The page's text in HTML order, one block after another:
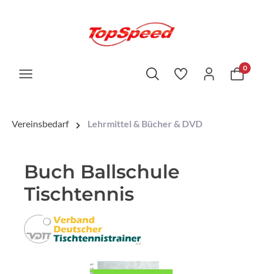
0
Vereinsbedarf Lehrmittel & Bücher & DVD
Buch Ballschule
Tischtennis
Bildergalerie überspringen